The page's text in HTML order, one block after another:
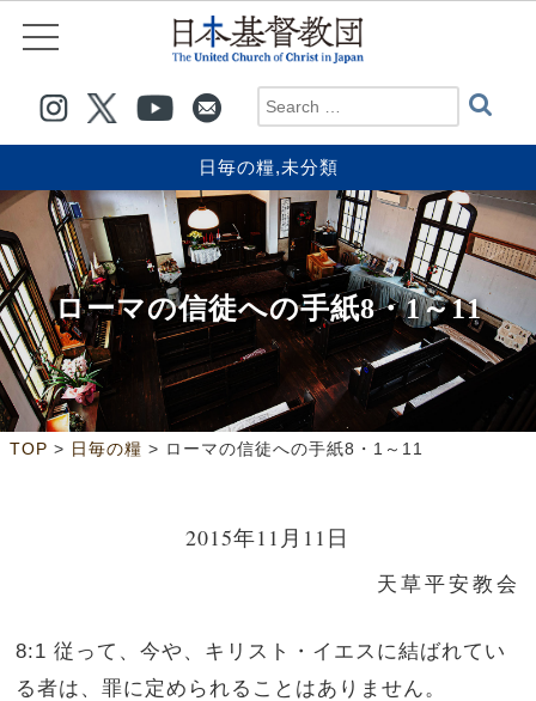
日毎の糧,未分類
ローマの信徒への手紙8・1～11
TOP > 日毎の糧 > ローマの信徒への手紙8・1～11
2015年11月11日
天草平安教会
8:1 従って、今や、キリスト・イエスに結ばれてい
る者は、罪に定められることはありません。